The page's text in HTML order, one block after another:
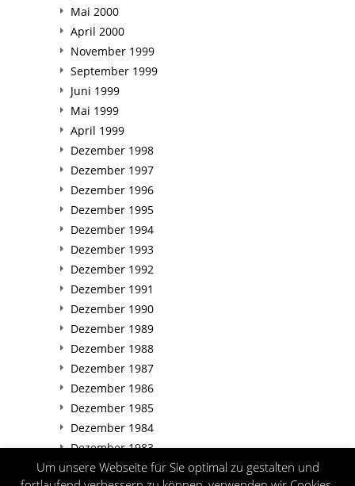
Mai 2000
April 2000
November 1999
September 1999
Juni 1999
Mai 1999
April 1999
Dezember 1998
Dezember 1997
Dezember 1996
Dezember 1995
Dezember 1994
Dezember 1993
Dezember 1992
Dezember 1991
Dezember 1990
Dezember 1989
Dezember 1988
Dezember 1987
Dezember 1986
Dezember 1985
Dezember 1984
Dezember 1983
Dezember 1982
Um unsere Webseite für Sie optimal zu gestalten und